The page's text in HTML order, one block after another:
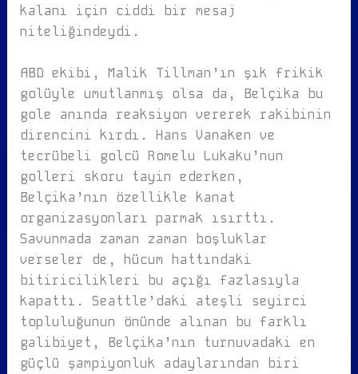
kalanı için ciddi bir mesaj
niteliğindeydi.
ABD ekibi, Malik Tillman’ın şık frikik
golüyle umutlanmış olsa da, Belçika bu
gole anında reaksiyon vererek rakibinin
direncini kırdı. Hans Vanaken ve
tecrübeli golcü Romelu Lukaku’nun
golleri skoru tayin ederken,
Belçika’nın özellikle kanat
organizasyonları parmak ısırttı.
Savunmada zaman zaman boşluklar
verseler de, hücum hattındaki
bitiricilikleri bu açığı fazlasıyla
kapattı. Seattle’daki ateşli seyirci
topluluğunun önünde alınan bu farklı
galibiyet, Belçika’nın turnuvadaki en
güçlü şampiyonluk adaylarından biri